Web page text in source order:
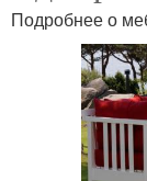
Подробнее о